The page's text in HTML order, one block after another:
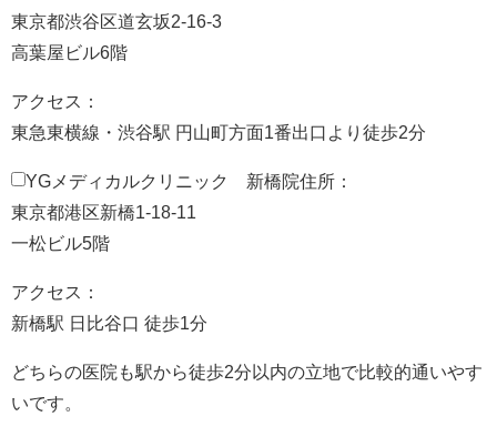
東京都渋谷区道玄坂2-16-3
高葉屋ビル6階
アクセス：
東急東横線・渋谷駅 円山町方面1番出口より徒歩2分
YGメディカルクリニック 新橋院住所：
東京都港区新橋1-18-11
一松ビル5階
アクセス：
新橋駅 日比谷口 徒歩1分
どちらの医院も駅から徒歩2分以内の立地で比較的通いやす
いです。